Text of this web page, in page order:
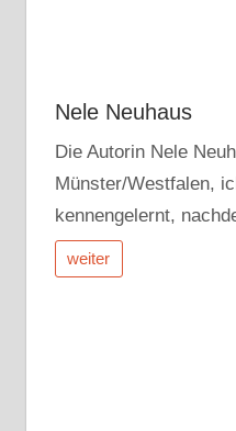
Nele Neuhaus
Die Autorin Nele
Münster/Westfalen,
kennengelernt,
weiter